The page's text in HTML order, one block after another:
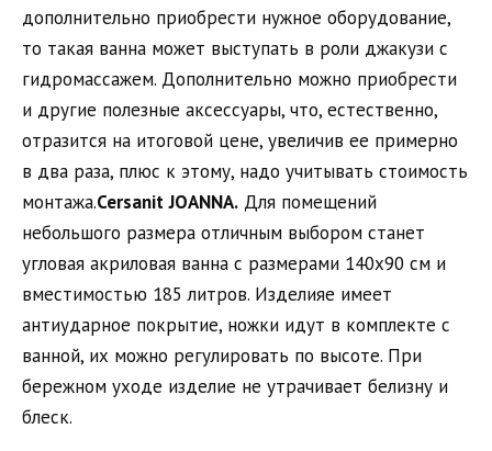
дополнительно приобрести нужное оборудование,
то такая ванна может выступать в роли джакузи с
гидромассажем. Дополнительно можно приобрести
и другие полезные аксессуары, что, естественно,
отразится на итоговой цене, увеличив ее примерно
в два раза, плюс к этому, надо учитывать стоимость
монтажа.Cersanit JOANNA. Для помещений
небольшого размера отличным выбором станет
угловая акриловая ванна с размерами 140х90 см и
вместимостью 185 литров. Изделияе имеет
антиударное покрытие, ножки идут в комплекте с
ванной, их можно регулировать по высоте. При
бережном уходе изделие не утрачивает белизну и
блеск.